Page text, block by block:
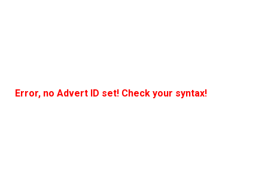
Error, no Advert ID set! Check your syntax!